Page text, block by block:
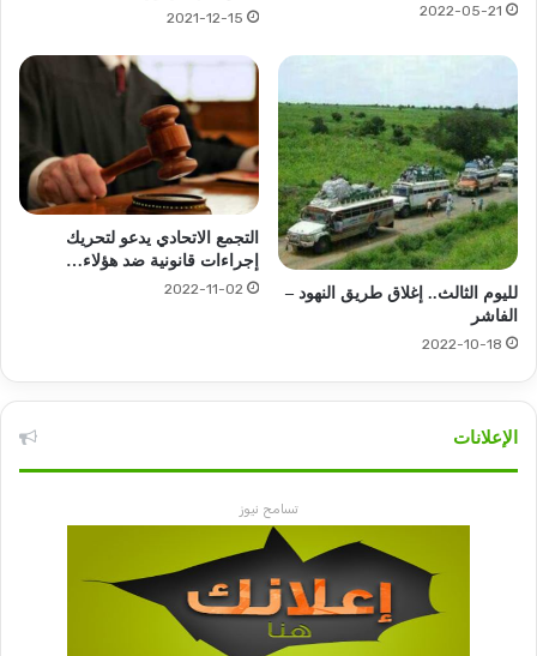
2022-05-21
2021-12-15
لليوم الثالث.. إغلاق طريق النهود –
الفاشر
2022-10-18
التجمع الاتحادي يدعو لتحريك
إجراءات قانونية ضد هؤلاء…
2022-11-02
الإعلانات
تسامح نيوز